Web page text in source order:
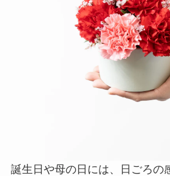
誕生日や母の日には、日ごろの